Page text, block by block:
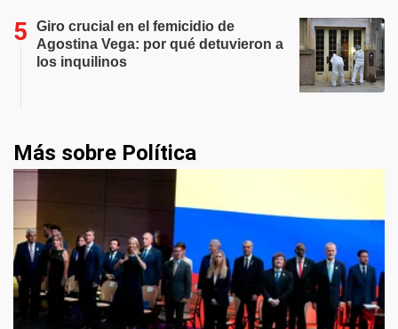
Giro crucial en el femicidio de
Agostina Vega: por qué detuvieron a
los inquilinos
Más sobre Política